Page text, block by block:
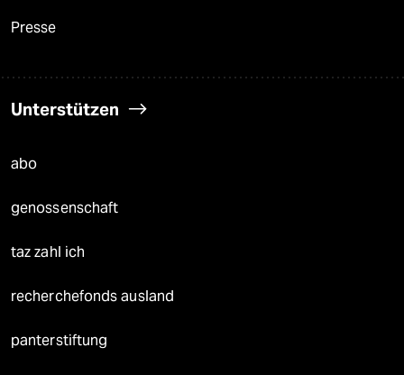
Presse
Unterstützen
abo
genossenschaft
taz zahl ich
recherchefonds ausland
panterstiftung